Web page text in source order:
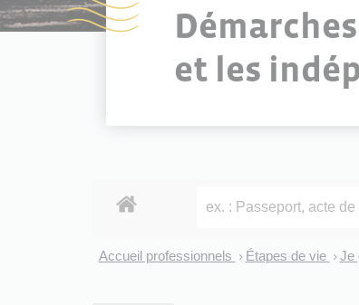
et les
Accueil professionnels > Étapes de vie > Je